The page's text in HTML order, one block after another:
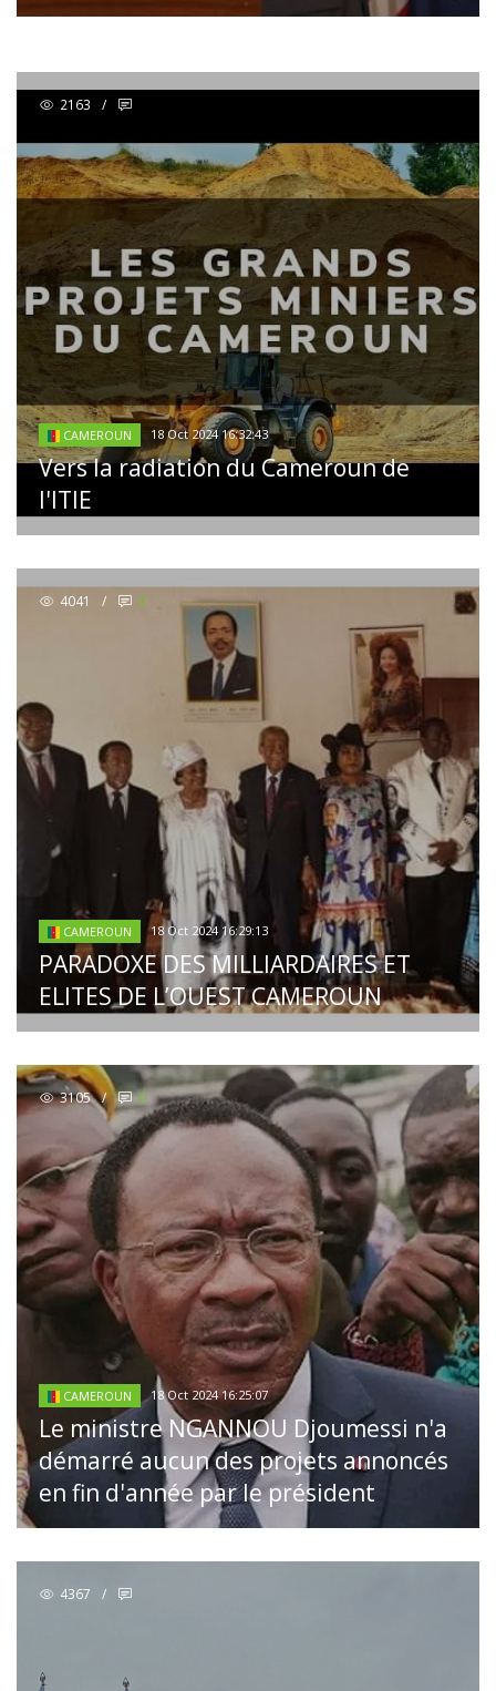
2163 /
CAMEROUN 18 Oct 2024 16:32:43
Vers la radiation du Cameroun de
l'ITIE
4041 / 0
CAMEROUN 18 Oct 2024 16:29:13
PARADOXE DES MILLIARDAIRES ET
ELITES DE L’OUEST CAMEROUN
3105 / 0
CAMEROUN 18 Oct 2024 16:25:07
Le ministre NGANNOU Djoumessi n'a
démarré aucun des projets annoncés
en fin d'année par le président
4367 /